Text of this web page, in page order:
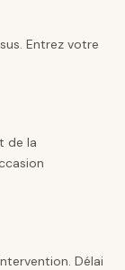
Entrez votre
de la
Délai